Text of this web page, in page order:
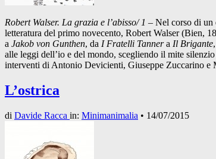
Robert Walser. La grazia e l’abisso/ 1 – Nel corso di un
letteratura del primo novecento, Robert Walser (Bien,
a Jakob von Gunthen, da I Fratelli Tannera Il Brigante
alle leggi dell’io e del mondo, scegliendo il mite
interventi di Antonio Devicienti, Giuseppe Zuccarino e
L’ostrica
di Davide Racca in: Minimanimalia • 14/07/2015